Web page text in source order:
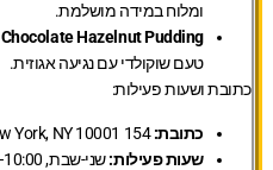
ומלוח במידה מושלמת.
Chocolate Hazelnut Pudding (פודינג שוקולד ואגוזי לוז):
טעם שוקולדי עם נגיעה אגוזית.
כתובת ושעות פעילות:
כתובת:154 W 27th St, New York, NY 10001
שעות פעילות:שני-שבת, 10:00–20:00; ראשון סגור.